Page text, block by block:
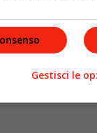
Gestisci le